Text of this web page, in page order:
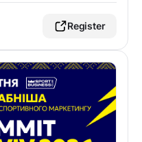
Register